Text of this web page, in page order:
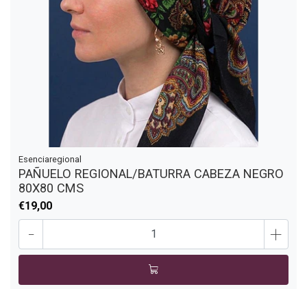
Esenciaregional
PAÑUELO REGIONAL/BATURRA CABEZA NEGRO
80X80 CMS
€19,00
- +